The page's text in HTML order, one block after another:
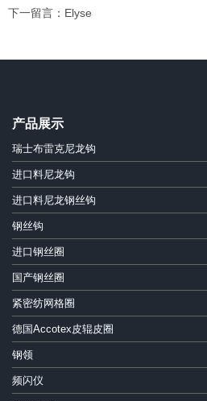
下一留言：Elyse
产品展示
瑞士布雷克尼龙钩
进口料尼龙钩
进口料尼龙钢丝钩
钢丝钩
进口钢丝圈
国产钢丝圈
紧密纺网格圈
德国Accotex皮辊皮圈
钢领
频闪仪